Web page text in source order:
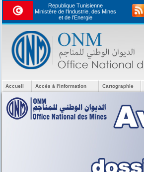
Republique Tunisienne
Ministère de l'Industrie, des Mines
et de l’Energie
Accueil Accès à l'information Cartographie